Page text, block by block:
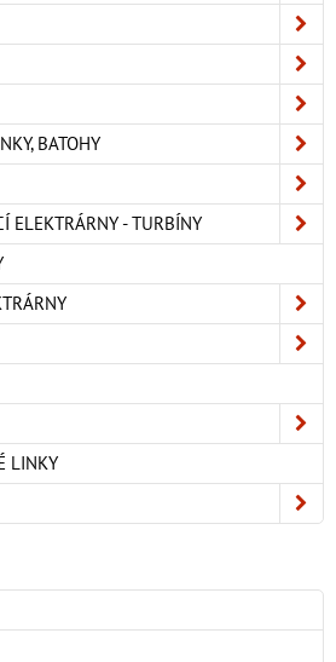
BATOHY
ELEKTRÁRNY - TURBÍNY
LINKY